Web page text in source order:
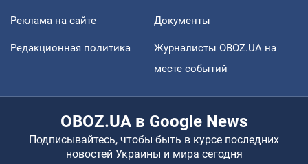
Реклама на сайте Документы
Редакционная политика
Журналисты OBOZ.UA на
месте событий
OBOZ.UA в Google News
Подписывайтесь, чтобы быть в курсе последних
новостей Украины и мира сегодня